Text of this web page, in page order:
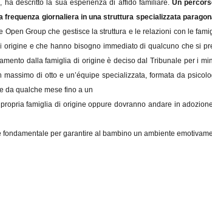
ha descritto la sua esperienza di affido familiare.Un
giornaliera in una struttura specializzata
Group che gestisce la struttura e le relazioni con le
e che hanno bisogno immediato di qualcuno che si
dalla famiglia di origine è deciso dal Tribunale per i
di otto e un’équipe specializzata, formata da
da qualche mese fino a un
famiglia di origine oppure dovranno andare in
per garantire al bambino un ambiente